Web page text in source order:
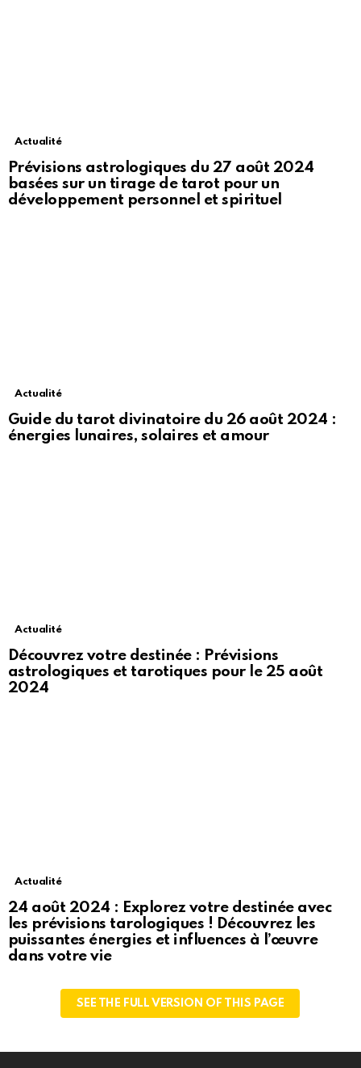
Actualité
Prévisions astrologiques du 27 août 2024
basées sur un tirage de tarot pour un
développement personnel et spirituel
Actualité
Guide du tarot divinatoire du 26 août 2024 :
énergies lunaires, solaires et amour
Actualité
Découvrez votre destinée : Prévisions
astrologiques et tarotiques pour le 25 août
2024
Actualité
24 août 2024 : Explorez votre destinée avec
les prévisions tarologiques ! Découvrez les
puissantes énergies et influences à l’œuvre
dans votre vie
SEE THE FULL VERSION OF THIS PAGE